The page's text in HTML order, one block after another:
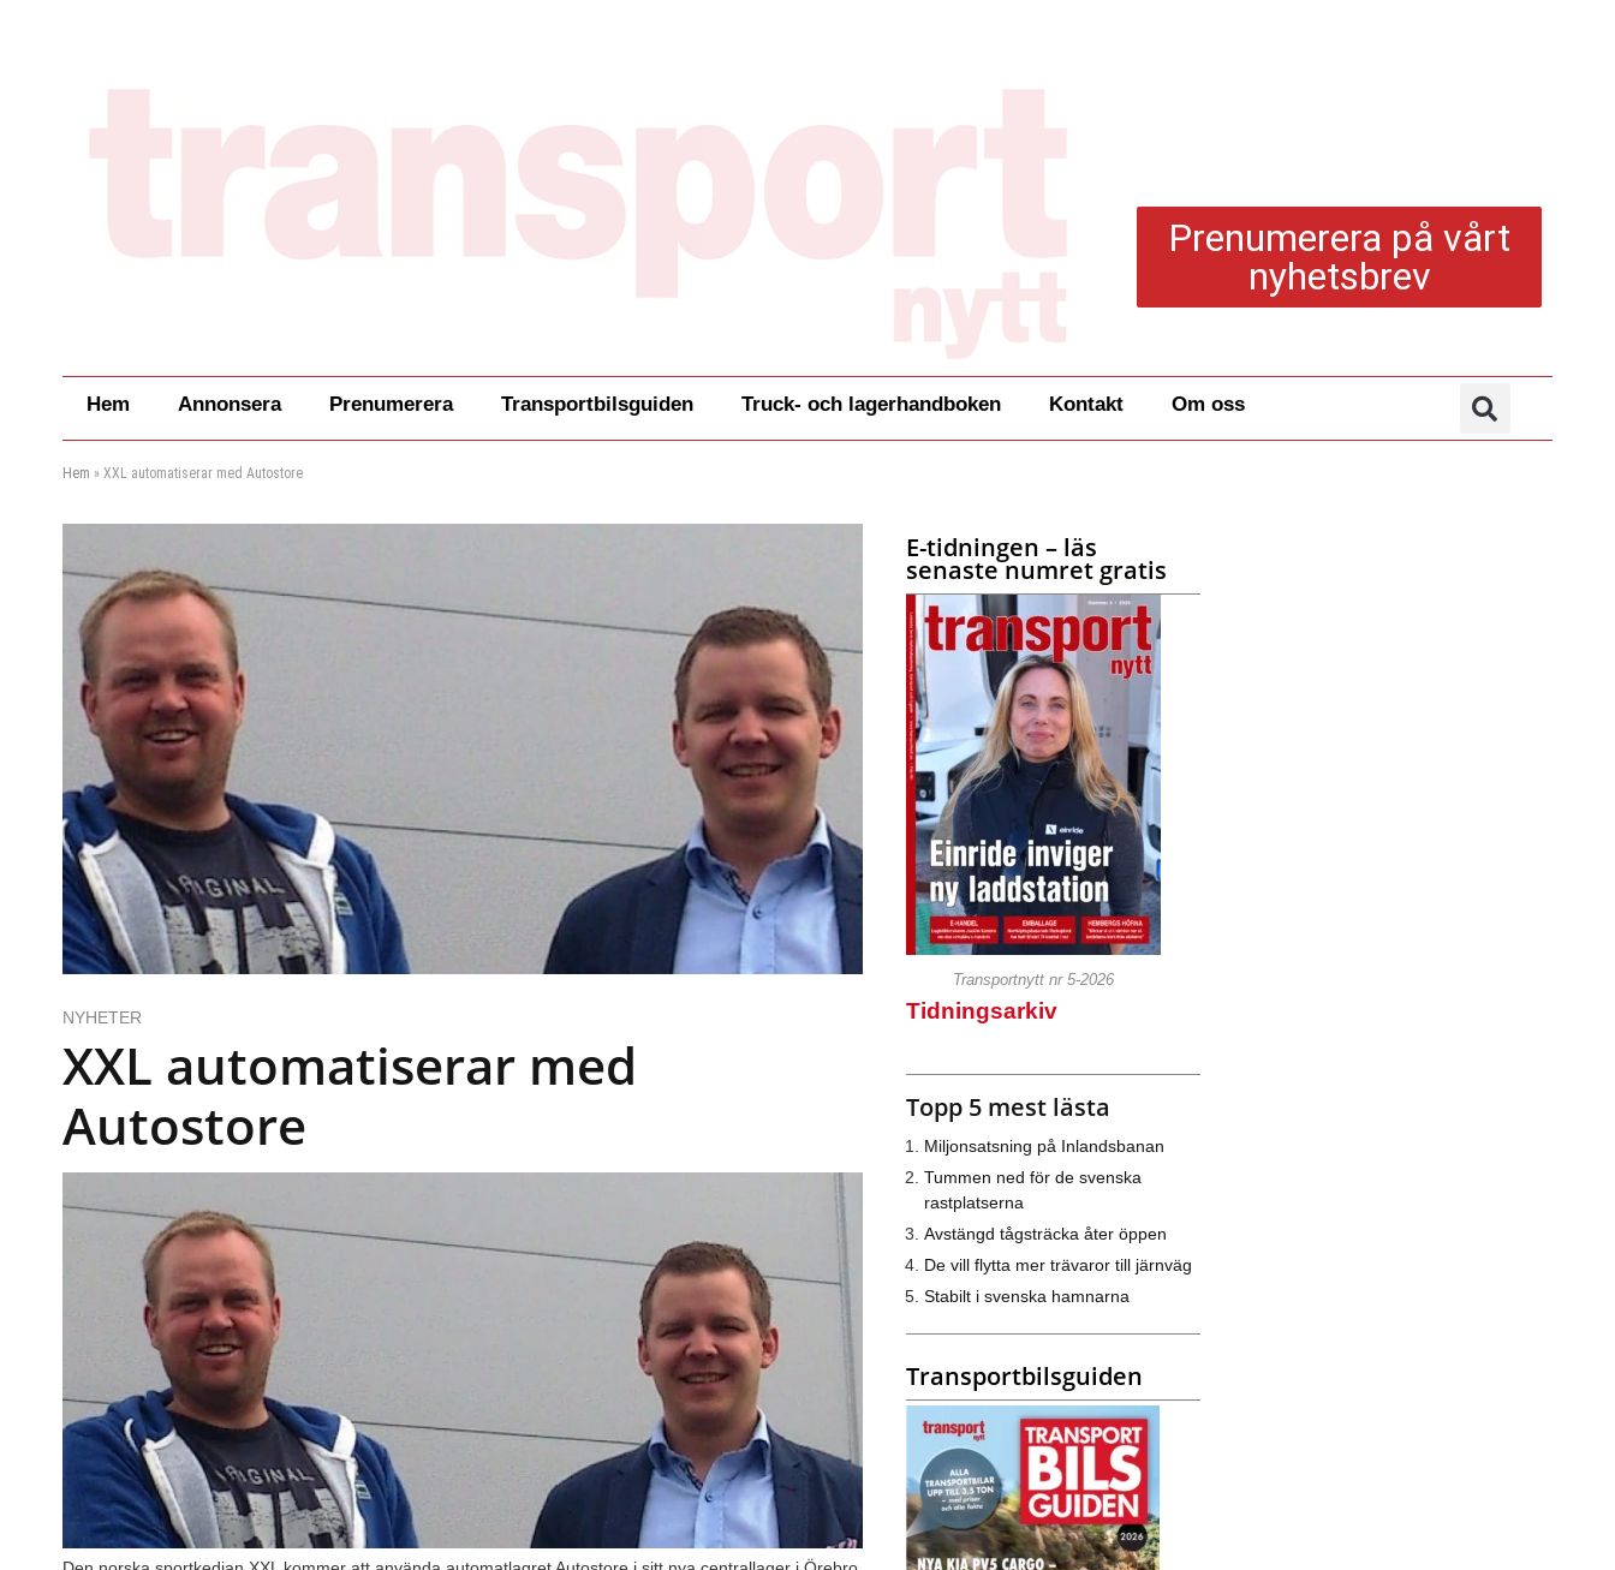
Prenumerera på vårt
nyhetsbrev
Hem Annonsera Prenumerera Transportbilsguiden Truck- och lagerhandboken Kontakt Om oss
Hem » XXL automatiserar med Autostore
NYHETER
XXL automatiserar med
Autostore
E-tidningen – läs
senaste numret gratis
Transportnytt nr 5-2026
Tidningsarkiv
Topp 5 mest lästa
Miljonsatsning på Inlandsbanan
Tummen ned för de svenska
rastplatserna
Avstängd tågsträcka åter öppen
De vill flytta mer trävaror till järnväg
Stabilt i svenska hamnarna
Transportbilsguiden